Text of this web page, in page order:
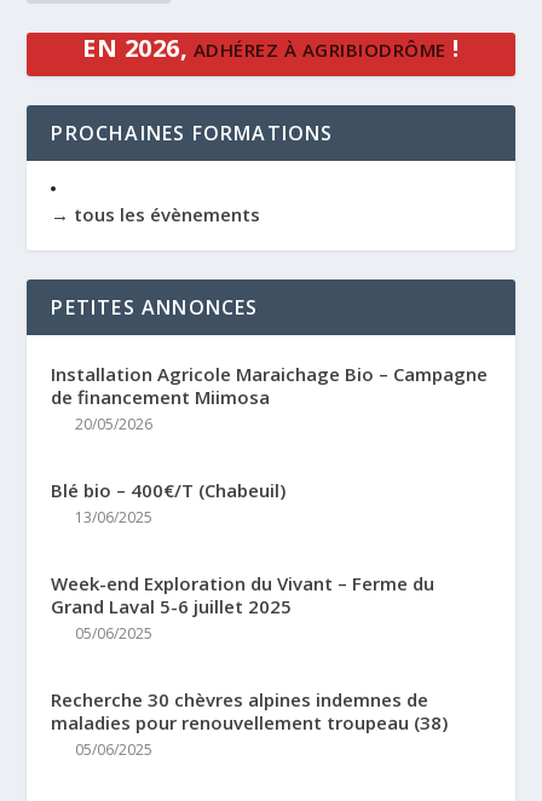
EN 2026, ADHÉREZ À AGRIBIODRÔME !
PROCHAINES FORMATIONS
→ tous les évènements
PETITES ANNONCES
Installation Agricole Maraichage Bio – Campagne
de financement Miimosa
20/05/2026
Blé bio – 400€/T (Chabeuil)
13/06/2025
Week-end Exploration du Vivant – Ferme du
Grand Laval 5-6 juillet 2025
05/06/2025
Recherche 30 chèvres alpines indemnes de
maladies pour renouvellement troupeau (38)
05/06/2025